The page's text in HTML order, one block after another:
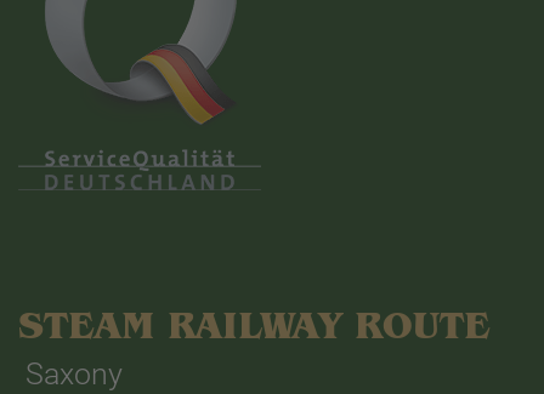
STEAM RAILWAY ROUTE
Saxony